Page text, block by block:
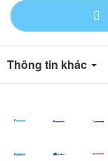
Thông tin khác